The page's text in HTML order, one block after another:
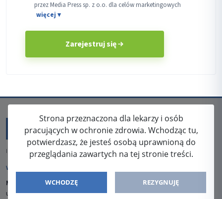
przez Media Press sp. z o.o. dla celów marketingowych
Zarejestruj się
Strona przeznaczona dla lekarzy i osób
pracujących w ochronie zdrowia. Wchodząc tu,
potwierdzasz, że jesteś osobą uprawnioną do
przeglądania zawartych na tej stronie treści.
WCHODZĘ REZYGNUJĘ
ISSN: 2080-5438
WYDAWCA
Media-Press Sp. z o.o.
ul. Gwiaździsta 7B/8